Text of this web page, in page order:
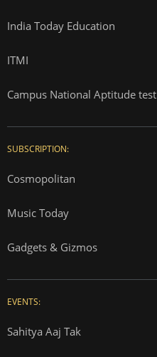
India Today Education
ITMI
Campus National Aptitude test
SUBSCRIPTION:
Cosmopolitan
Music Today
Gadgets & Gizmos
EVENTS:
Sahitya Aaj Tak